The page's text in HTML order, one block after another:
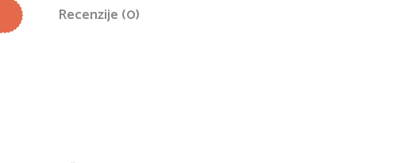
Recenzije (0)